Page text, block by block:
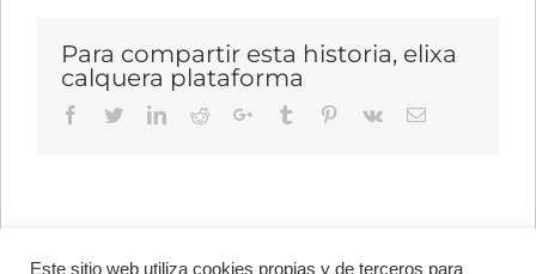
Para compartir esta historia, elixa
calquera plataforma
Facebook
TwitterLinkedIn
RedditGoogle+Tumblr Pinterest
Vk Email
Este sitio web utiliza cookies propias y de terceros para